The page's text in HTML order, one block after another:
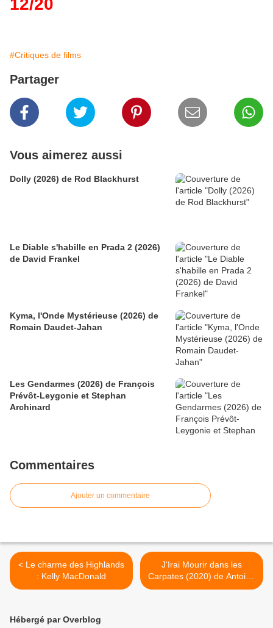
12/20
#Critiques de films
Partager
Vous aimerez aussi
Dolly (2026) de Rod Blackhurst
Le Diable s'habille en Prada 2 (2026)
de David Frankel
Kyma, l'Onde Mystérieuse (2026) de
Romain Daudet-Jahan
Les Gendarmes (2026) de François
Prévôt-Leygonie et Stephan
Archinard
Commentaires
Ajouter un commentaire
< Le charme des Highlands
: Kelly MacDonald
J'Irai Mourir dans les
Carpates (2020) de Antoine
De Maximy >
Hébergé par Overblog